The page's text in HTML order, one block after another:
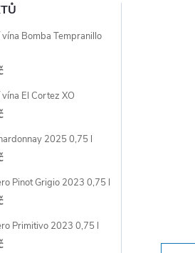
Bomba Tempranillo
El Cortez XO
2025 0,75 l
Pinot Grigio 2023 0,75 l
Primitivo 2023 0,75 l